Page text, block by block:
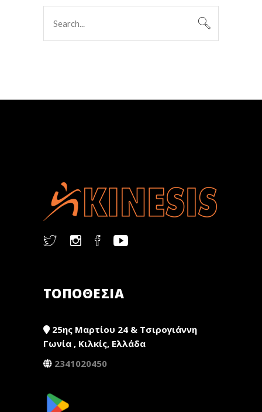
for:
ΤΟΠΟΘΕΣΙΑ
25ης Μαρτίου 24 & Τσιρογιάννη
Γωνία , Κιλκίς, Ελλάδα
2341020450